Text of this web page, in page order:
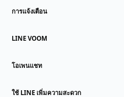
การแจ้งเตือน
LINE VOOM
โอเพนแชท
ใช้ LINE เพิ่มความสะดวก